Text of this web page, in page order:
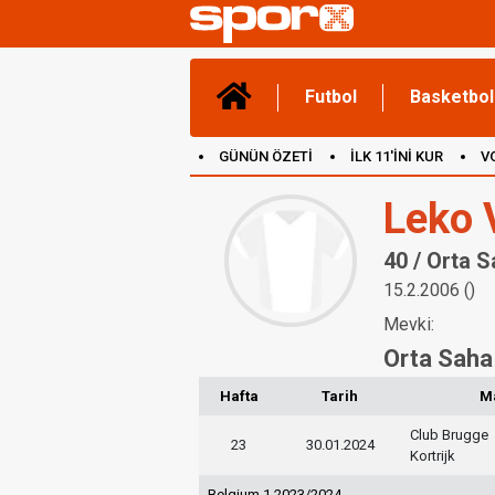
Futbol Basketbol
GÜNÜN ÖZETİ İLK 11'İNİ KUR
Leko
40 / Orta
15.2.2006 ()
Mevki:
Orta Saha
Hafta Tarih
23 30.01.2024
Club Brugge
Kortrijk